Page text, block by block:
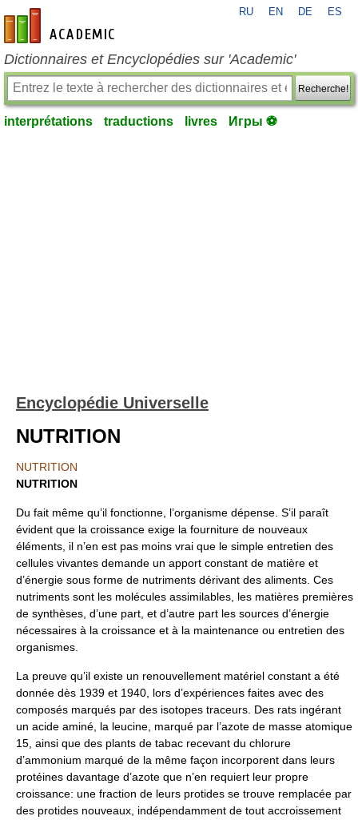
fr-academic.com
RU EN DE ES
Dictionnaires et Encyclopédies sur 'Academic'
Recherche!
interprétations traductions livres Игры ⚽
Encyclopédie Universelle
NUTRITION
NUTRITION
NUTRITION
Du fait même qu’il fonctionne, l’organisme dépense. S’il paraît
évident que la croissance exige la fourniture de nouveaux
éléments, il n’en est pas moins vrai que le simple entretien des
cellules vivantes demande un apport constant de matière et
d’énergie sous forme de nutriments dérivant des aliments. Ces
nutriments sont les molécules assimilables, les matières premières
de synthèses, d’une part, et d’autre part les sources d’énergie
nécessaires à la croissance et à la maintenance ou entretien des
organismes.
La preuve qu’il existe un renouvellement matériel constant a été
donnée dès 1939 et 1940, lors d’expériences faites avec des
composés marqués par des isotopes traceurs. Des rats ingérant
un acide aminé, la leucine, marqué par l’azote de masse atomique
15, ainsi que des plants de tabac recevant du chlorure
d’ammonium marqué de la même façon incorporent dans leurs
protéines davantage d’azote que n’en requiert leur propre
croissance: une fraction de leurs protides se trouve remplacée par
des protides nouveaux, indépendamment de tout accroissement